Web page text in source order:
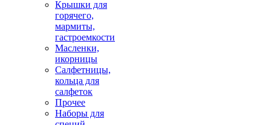
Крышки для
горячего,
мармиты,
гастроемкости
Масленки,
икорницы
Салфетницы,
кольца для
салфеток
Прочее
Наборы для